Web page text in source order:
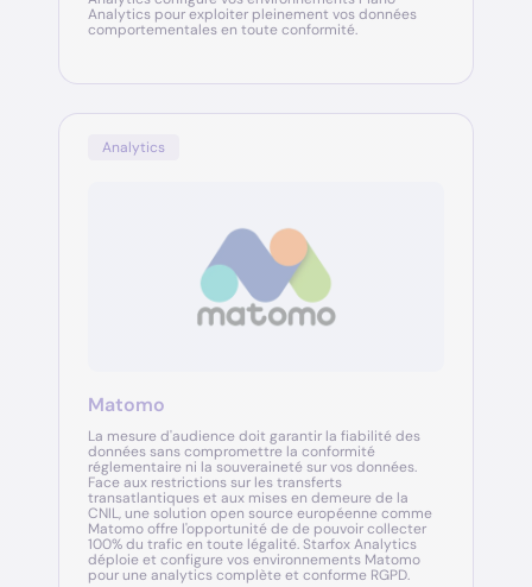
Analytics pour exploiter pleinement vos données
comportementales en toute conformité.
Analytics
Matomo
La mesure d'audience doit garantir la fiabilité des
données sans compromettre la conformité
réglementaire ni la souveraineté sur vos données.
Face aux restrictions sur les transferts
transatlantiques et aux mises en demeure de la
CNIL, une solution open source européenne comme
Matomo offre l'opportunité de de pouvoir collecter
100% du trafic en toute légalité. Starfox Analytics
déploie et configure vos environnements Matomo
pour une analytics complète et conforme RGPD.